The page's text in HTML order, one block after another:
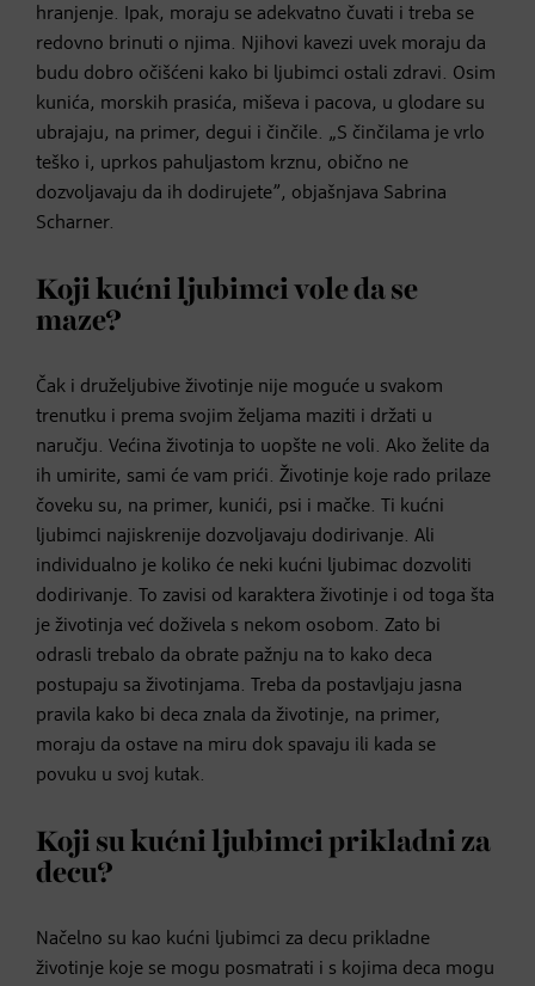
hranjenje. Ipak, moraju se adekvatno čuvati i treba se
redovno brinuti o njima. Njihovi kavezi uvek moraju da
budu dobro očišćeni kako bi ljubimci ostali zdravi. Osim
kunića, morskih prasića, miševa i pacova, u glodare su
ubrajaju, na primer, degui i činčile. „S činčilama je vrlo
teško i, uprkos pahuljastom krznu, obično ne
dozvoljavaju da ih dodirujete”, objašnjava Sabrina
Scharner.
Koji kućni ljubimci vole da se
maze?
Čak i druželjubive životinje nije moguće u svakom
trenutku i prema svojim željama maziti i držati u
naručju. Većina životinja to uopšte ne voli. Ako želite da
ih umirite, sami će vam prići. Životinje koje rado prilaze
čoveku su, na primer, kunići, psi i mačke. Ti kućni
ljubimci najiskrenije dozvoljavaju dodirivanje. Ali
individualno je koliko će neki kućni ljubimac dozvoliti
dodirivanje. To zavisi od karaktera životinje i od toga šta
je životinja već doživela s nekom osobom. Zato bi
odrasli trebalo da obrate pažnju na to kako deca
postupaju sa životinjama. Treba da postavljaju jasna
pravila kako bi deca znala da životinje, na primer,
moraju da ostave na miru dok spavaju ili kada se
povuku u svoj kutak.
Koji su kućni ljubimci prikladni za
decu?
Načelno su kao kućni ljubimci za decu prikladne
životinje koje se mogu posmatrati i s kojima deca mogu